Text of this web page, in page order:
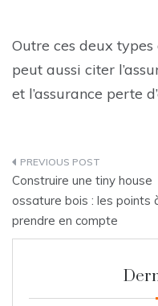
Outre ces deux types
peut aussi citer
et l’assurance perte
Post
navigation
Construire une tiny house
ossature bois : les points
prendre en compte